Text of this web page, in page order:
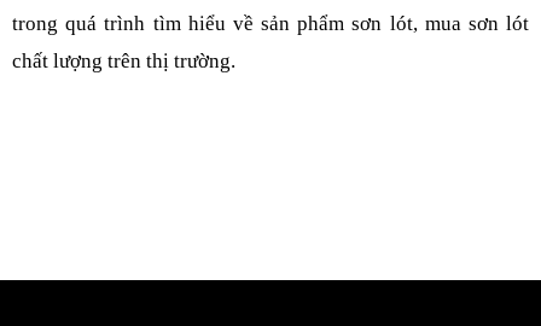
trong quá trình tìm hiểu về sản phẩm sơn lót, mua sơn lót
chất lượng trên thị trường.